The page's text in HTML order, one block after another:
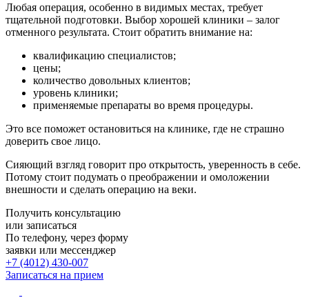
Любая операция, особенно в видимых местах, требует
тщательной подготовки. Выбор хорошей клиники – залог
отменного результата. Стоит обратить внимание на:
квалификацию специалистов;
цены;
количество довольных клиентов;
уровень клиники;
применяемые препараты во время процедуры.
Это все поможет остановиться на клинике, где не страшно
доверить свое лицо.
Сияющий взгляд говорит про открытость, уверенность в себе.
Потому стоит подумать о преображении и омоложении
внешности и сделать операцию на веки.
Получить консультацию
или записаться
По телефону, через форму
заявки или мессенджер
+7 (4012) 430-007
Записаться на прием